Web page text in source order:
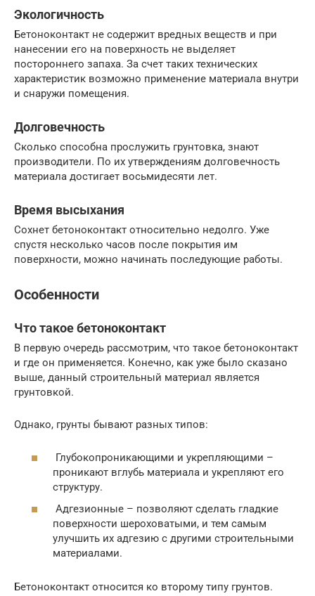
Экологичность
Бетоноконтакт не содержит вредных веществ и при
нанесении его на поверхность не выделяет
постороннего запаха. За счет таких технических
характеристик возможно применение материала внутри
и снаружи помещения.
Долговечность
Сколько способна прослужить грунтовка, знают
производители. По их утверждениям долговечность
материала достигает восьмидесяти лет.
Время высыхания
Сохнет бетоноконтакт относительно недолго. Уже
спустя несколько часов после покрытия им
поверхности, можно начинать последующие работы.
Особенности
Что такое бетоноконтакт
В первую очередь рассмотрим, что такое бетоноконтакт
и где он применяется. Конечно, как уже было сказано
выше, данный строительный материал является
грунтовкой.
Однако, грунты бывают разных типов:
Глубокопроникающими и укрепляющими –
проникают вглубь материала и укрепляют его
структуру.
Адгезионные – позволяют сделать гладкие
поверхности шероховатыми, и тем самым
улучшить их адгезию с другими строительными
материалами.
Бетоноконтакт относится ко второму типу грунтов.